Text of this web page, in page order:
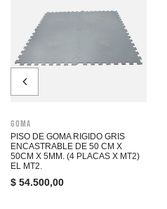
Goma
PISO DE GOMA RIGIDO GRIS
ENCASTRABLE DE 50 CM X
50CM X 5MM. (4 PLACAS X MT2)
EL MT2.
$ 54.500,00